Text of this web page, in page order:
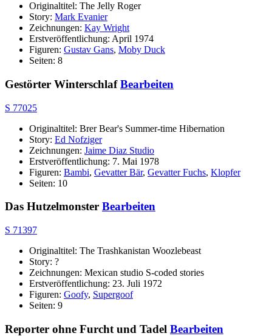
Originaltitel: The Jelly Roger
Story: Mark Evanier
Zeichnungen: Kay Wright
Erstveröffentlichung: April 1974
Figuren: Gustav Gans, Moby Duck
Seiten: 8
Gestörter Winterschlaf Bearbeiten
S 77025
Originaltitel: Brer Bear's Summer-time Hibernation
Story: Ed Nofziger
Zeichnungen: Jaime Diaz Studio
Erstveröffentlichung: 7. Mai 1978
Figuren: Bambi, Gevatter Bär, Gevatter Fuchs, Klopfer
Seiten: 10
Das Hutzelmonster Bearbeiten
S 71397
Originaltitel: The Trashkanistan Woozlebeast
Story: ?
Zeichnungen: Mexican studio S-coded stories
Erstveröffentlichung: 23. Juli 1972
Figuren: Goofy, Supergoof
Seiten: 9
Reporter ohne Furcht und Tadel Bearbeiten